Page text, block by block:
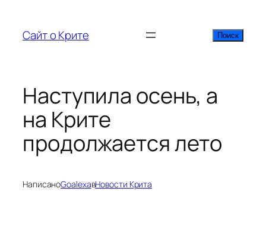
содержимому
Сайт о Крите Поиск
Поиск
Наступила осень, а
на Крите
продолжается лето
НаписаноGoalexaвНовости Крита